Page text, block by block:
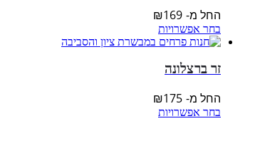
החל מ- ₪169
בחר אפשרויות
זר ברצלונה
החל מ- ₪175
בחר אפשרויות